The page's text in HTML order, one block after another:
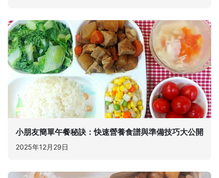
小朋友簡單午餐秘訣：快速營養食譜與準備技巧大公開
2025年12月29日